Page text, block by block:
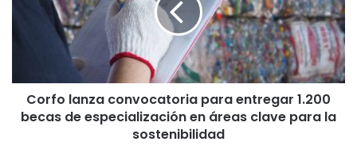
o
z
Corfo lanza convocatoria para entregar 1.200
becas de especialización en áreas clave para la
sostenibilidad